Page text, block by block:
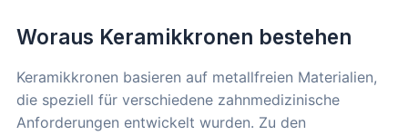
Woraus Keramikkronen bestehen
Keramikkronen basieren auf metallfreien Materialien,
die speziell für verschiedene zahnmedizinische
Anforderungen entwickelt wurden. Zu den